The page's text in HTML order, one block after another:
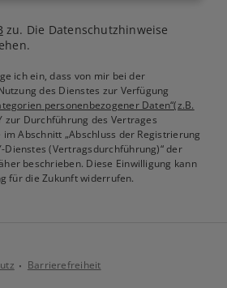
zu. Die Datenschutzhinweise
ich ein, dass von mir bei der
des Dienstes zur Verfügung
personenbezogener Daten“(z.B.
zur Durchführung des Vertrages
Abschnitt „Abschluss der Registrierung
Dienstes (Vertragsdurchführung)“ der
beschrieben. Diese Einwilligung kann
für die Zukunft widerrufen.
Barrierefreiheit